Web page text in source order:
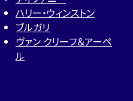
ハリー・ウィンストン
ブルガリ
ヴァン クリーフ＆アーペ
ル